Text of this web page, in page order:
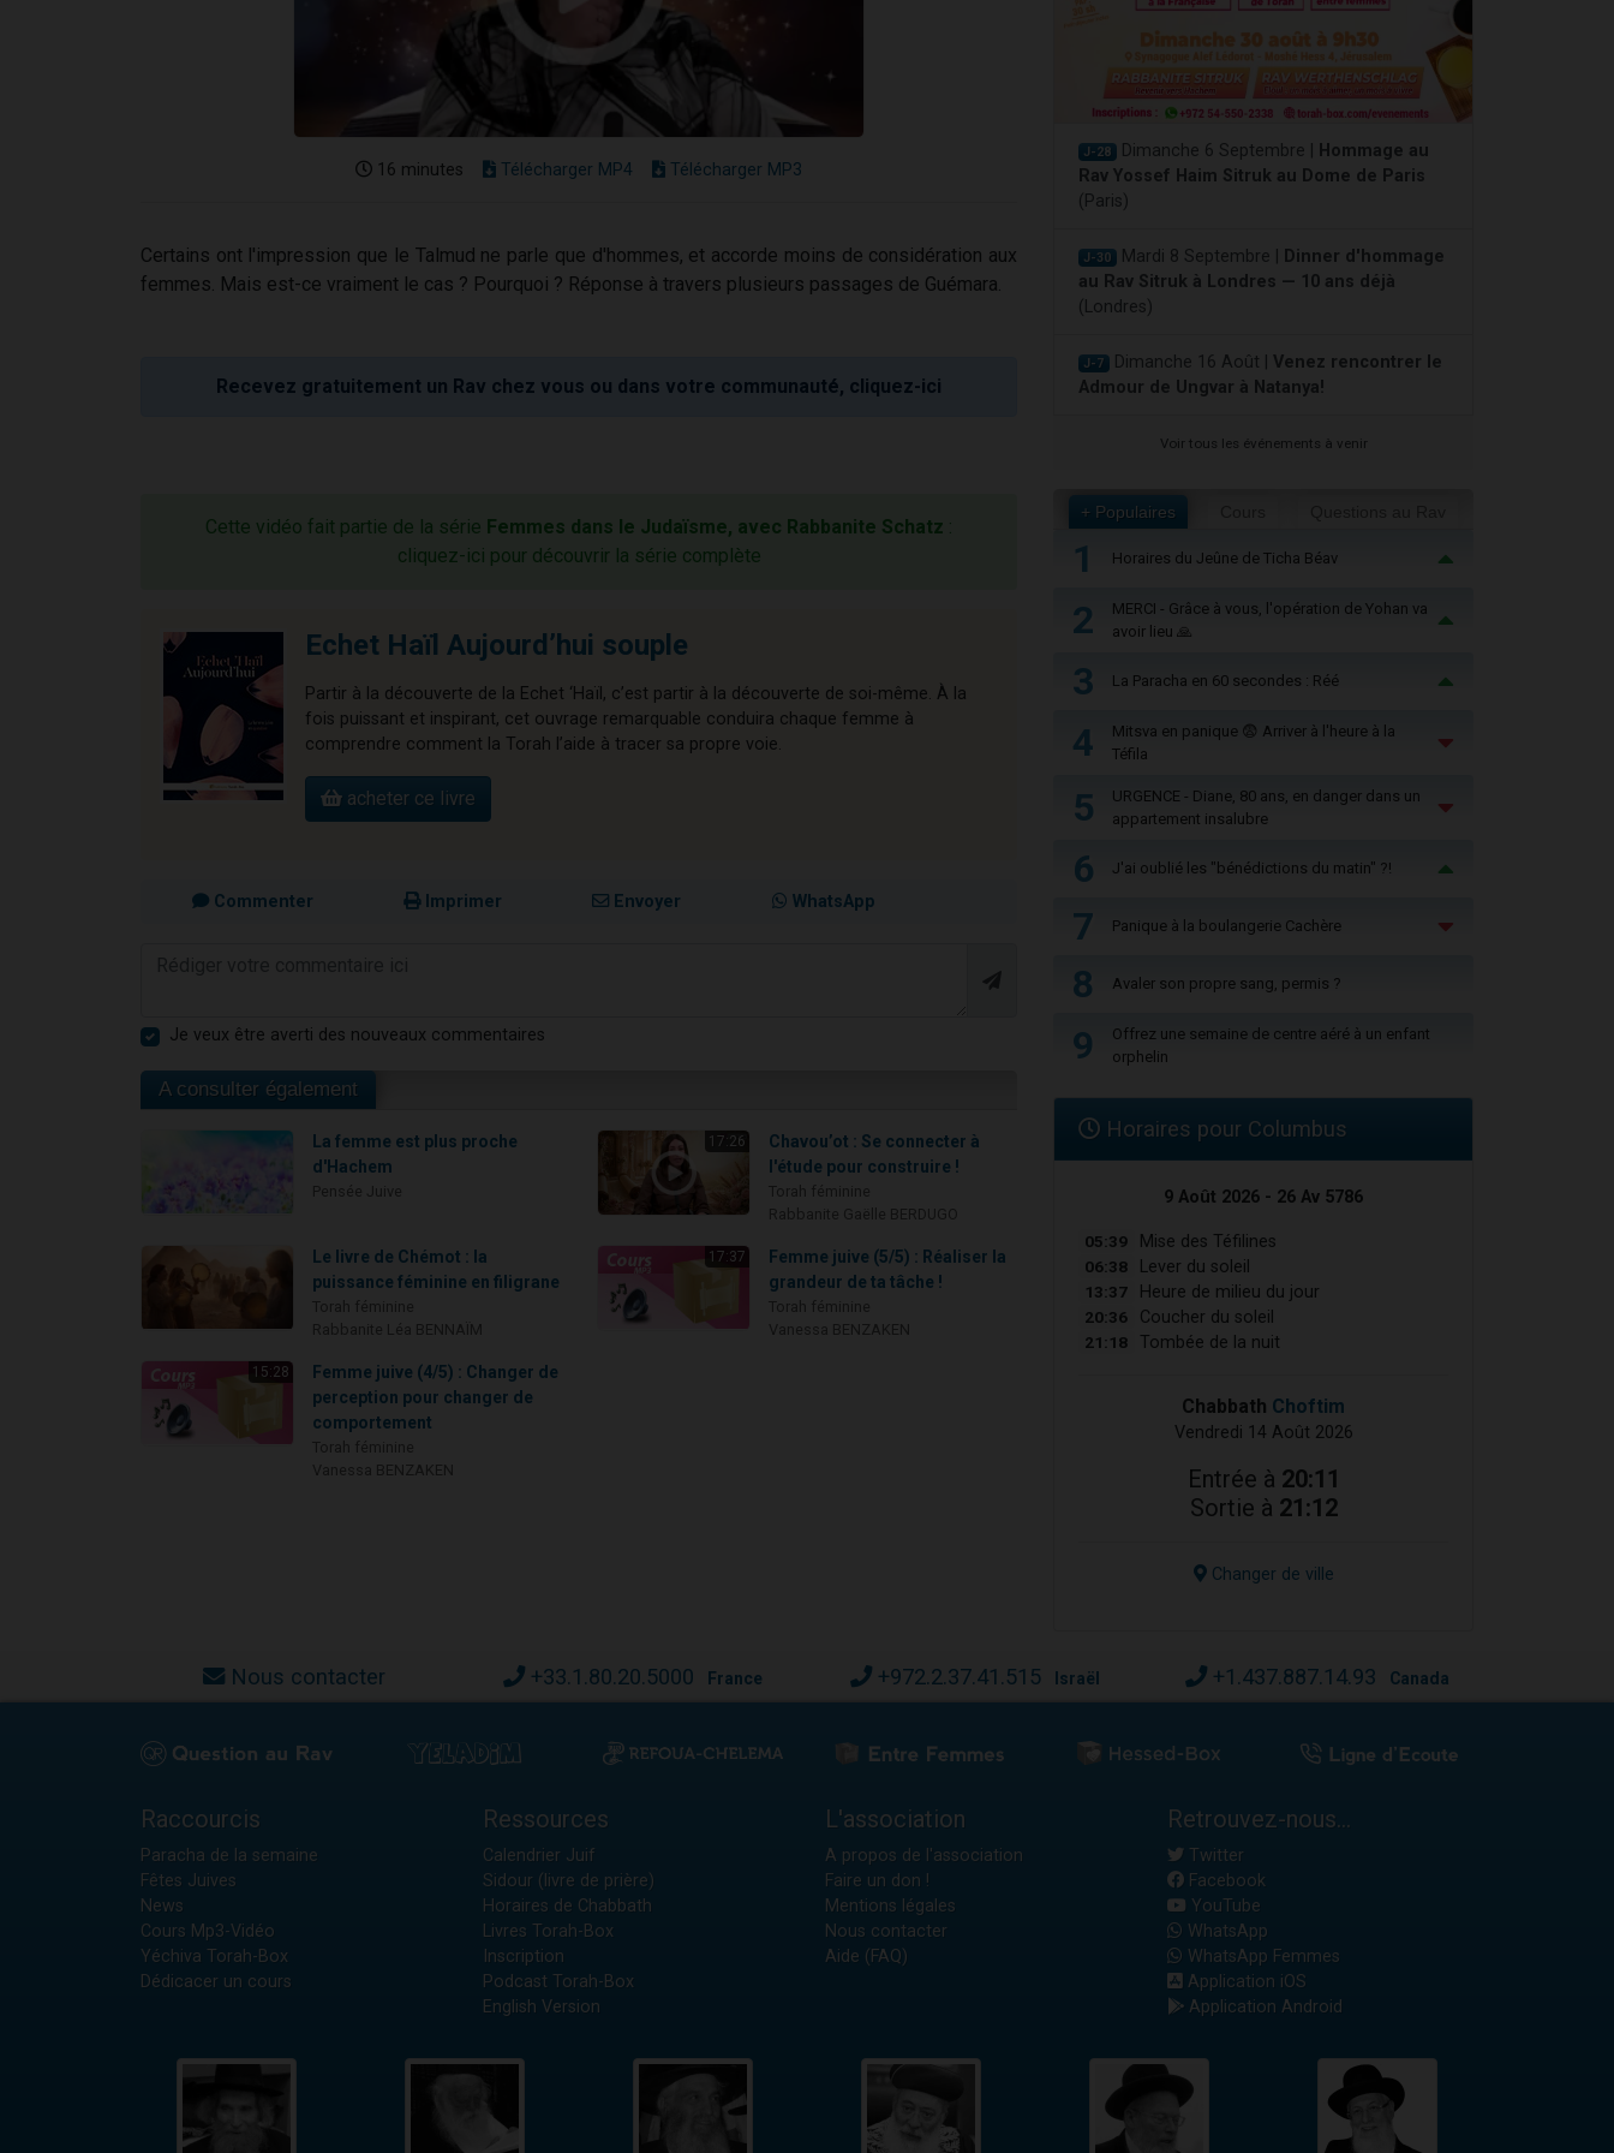
16 minutes Télécharger MP4 Télécharger MP3
Certains ont l'impression que le Talmud ne parle que d'hommes, et accorde moins de considération aux
femmes. Mais est-ce vraiment le cas ? Pourquoi ? Réponse à travers plusieurs passages de Guémara.
Recevez gratuitement un Rav chez vous ou dans votre communauté, cliquez-ici
Cette vidéo fait partie de la série Femmes dans le Judaïsme, avec Rabbanite Schatz :
cliquez-ici pour découvrir la série complète
Echet Haïl Aujourd’hui souple
Partir à la découverte de la Echet ‘Haïl, c’est partir à la découverte de soi-même. À la
fois puissant et inspirant, cet ouvrage remarquable conduira chaque femme à
comprendre comment la Torah l’aide à tracer sa propre voie.
acheter ce livre
Commenter Imprimer Envoyer WhatsApp
Je veux être averti des nouveaux commentaires
A consulter également
La femme est plus proche
d'Hachem
17:26
Chavou’ot : Se connecter à
l'étude pour construire !
Le livre de Chémot : la
puissance féminine en filigrane
17:37
Femme juive (5/5) : Réaliser la
grandeur de ta tâche !
15:28
Femme juive (4/5) : Changer de
perception pour changer de
comportement
J-28 Dimanche 6 Septembre |
Hommage au
Rav Yossef Haim Sitruk au Dome de Paris
(Paris)
J-30 Mardi 8 Septembre |
Dinner d'hommage
au Rav Sitruk à Londres — 10 ans déjà
(Londres)
J-7 Dimanche 16 Août | Venez rencontrer le
Admour de Ungvar à Natanya!
Voir tous les événements à venir
+ Populaires
1 Horaires du Jeûne de Ticha Béav
2
MERCI - Grâce à vous, l'opération de Yohan va
avoir lieu 🙏
3 La Paracha en 60 secondes : Réé
4
Mitsva en panique 😨 Arriver à l'heure à la
Téfila
5
URGENCE - Diane, 80 ans, en danger dans un
appartement insalubre
6 J'ai oublié les "bénédictions du matin" ?!
7 Panique à la boulangerie Cachère
8 Avaler son propre sang, permis ?
9
Offrez une semaine de centre aéré à un enfant
orphelin
Horaires pour Columbus
9 Août 2026 - 26 Av 5786
05:39 Mise des Téfilines
06:38 Lever du soleil
13:37 Heure de milieu du jour
20:36 Coucher du soleil
21:18 Tombée de la nuit
Chabbath Choftim
Vendredi 14 Août 2026
Entrée à 20:11
Sortie à 21:12
Changer de ville
Nous contacter +33.1.80.20.5000 France +972.2.37.41.515 Israël +1.437.887.14.93 Canada
Raccourcis
Paracha de la semaine
Fêtes Juives
News
Cours Mp3-Vidéo
Yéchiva Torah-Box
Dédicacer un cours
Ressources
Calendrier Juif
Sidour (livre de prière)
Horaires de Chabbath
Livres Torah-Box
Inscription
Podcast Torah-Box
English Version
L'association
A propos de l'association
Faire un don !
Mentions légales
Nous contacter
Aide (FAQ)
Retrouvez-nous...
Twitter
Facebook
YouTube
WhatsApp
WhatsApp Femmes
Application iOS
Application Android